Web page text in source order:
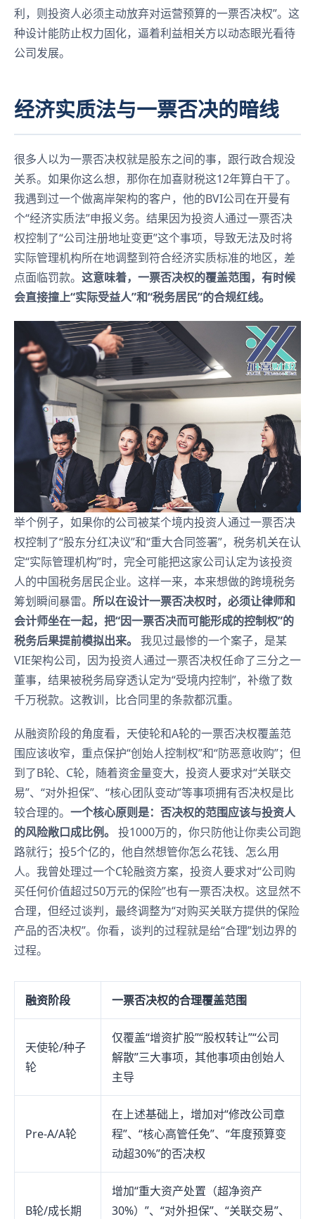
利，则投资人必须主动放弃对运营预算的一票否决权”。这
种设计能防止权力固化，逼着利益相关方以动态眼光看待
公司发展。
经济实质法与一票否决的暗线
很多人以为一票否决权就是股东之间的事，跟行政合规没
关系。如果你这么想，那你在加喜财税这12年算白干了。
我遇到过一个做离岸架构的客户，他的BVI公司在开曼有
个“经济实质法”申报义务。结果因为投资人通过一票否决
权控制了“公司注册地址变更”这个事项，导致无法及时将
实际管理机构所在地调整到符合经济实质标准的地区，差
点面临罚款。 这意味着，一票否决权的覆盖范围，有时候
会直接撞上“实际受益人”和“税务居民”的合规红线。
举个例子，如果你的公司被某个境内投资人通过一票否决
权控制了“股东分红决议”和“重大合同签署”，税务机关在认
定“实际管理机构”时，完全可能把这家公司认定为该投资
人的中国税务居民企业。这样一来，本来想做的跨境税务
筹划瞬间暴雷。 所以在设计一票否决权时，必须让律师和
会计师坐在一起，把“因一票否决而可能形成的控制权”的
税务后果提前模拟出来。 我见过最惨的一个案子，是某
VIE架构公司，因为投资人通过一票否决权任命了三分之一
董事，结果被税务局穿透认定为“受境内控制”，补缴了数
千万税款。这教训，比合同里的条款都沉重。
从融资阶段的角度看，天使轮和A轮的一票否决权覆盖范
围应该收窄，重点保护“创始人控制权”和“防恶意收购”；但
到了B轮、C轮，随着资金量变大，投资人要求对“关联交
易”、“对外担保”、“核心团队变动”等事项拥有否决权是比
较合理的。 一个核心原则是：否决权的范围应该与投资人
的风险敞口成比例。 投1000万的，你只防他让你卖公司跑
路就行；投5个亿的，他自然想管你怎么花钱、怎么用
人。我曾处理过一个C轮融资方案，投资人要求对“公司购
买任何价值超过50万元的保险”也有一票否决权。这显然不
合理，但经过谈判，最终调整为“对购买关联方提供的保险
产品的否决权”。你看，谈判的过程就是给“合理”划边界的
过程。
融资阶段 一票否决权的合理覆盖范围
天使轮/种子
轮
仅覆盖“增资扩股”“股权转让”“公司
解散”三大事项，其他事项由创始人
主导
Pre-A/A轮
在上述基础上，增加对“修改公司章
程”、“核心高管任免”、“年度预算变
动超30%”的否决权
B轮/成长期
增加“重大资产处置（超净资产
30%）”、“对外担保”、“关联交易”、